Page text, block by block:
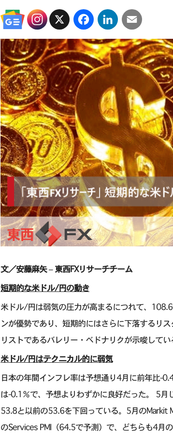
X FacebookLinkedInEmail
文／安藤麻矢 – 東西FXリサーチチーム
短期的な米ドル/円の動き
米ドル/円は弱気の圧力が高まるにつれて、
ンが優勢であり、短期的にはさらに下落するリ
リストであるバレリー・ベドナリクが示唆してい
米ドル/円はテクニカル的に弱気
日本の年間インフレ率は予想通り4月に前年比-
は-0.1％で、予想よりわずかに良好だった。 5
53.8と以前の53.6を下回っている。5月のMarkit
のServices PMI（64.5で予測）で、どちらも4月